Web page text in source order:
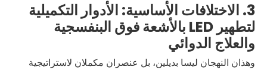
3. الاختلافات الأساسية: الأدوار التكميلية
لتطهير LED بالأشعة فوق البنفسجية
والعلاج الدوائي
وهذان النهجان ليسا بديلين، بل عنصران مكملان لاستراتيجية